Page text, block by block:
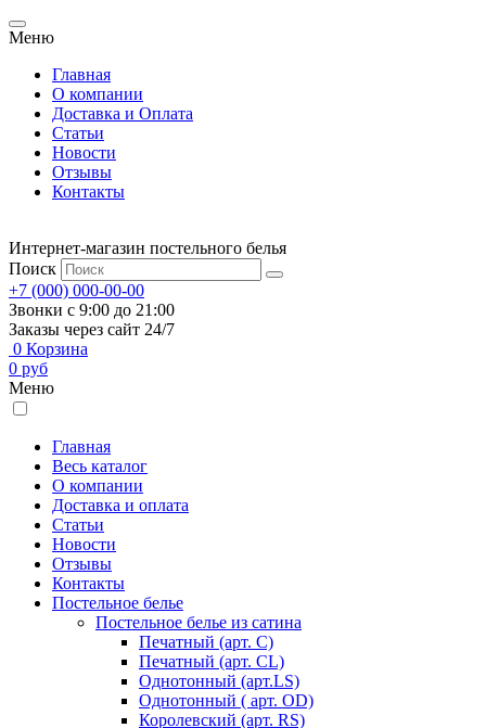
Меню
Главная
О компании
Доставка и Оплата
Статьи
Новости
Отзывы
Контакты
Интернет-магазин постельного белья
Поиск
+7 (000) 000-00-00
Звонки с 9:00 до 21:00
Заказы через сайт 24/7
0 Корзина
0 руб
Меню
Главная
Весь каталог
О компании
Доставка и оплата
Статьи
Новости
Отзывы
Контакты
Постельное белье
Постельное белье из сатина
Печатный (арт. С)
Печатный (арт. СL)
Однотонный (арт.LS)
Однотонный ( арт. OD)
Королевский (арт. RS)